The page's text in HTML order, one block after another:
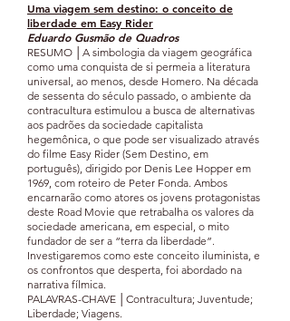
Uma viagem sem destino: o conceito de
liberdade em Easy Rider
Eduardo Gusmão de Quadros
RESUMO │A simbologia da viagem geográfica
como uma conquista de si permeia a literatura
universal, ao menos, desde Homero. Na década
de sessenta do século passado, o ambiente da
contracultura estimulou a busca de alternativas
aos padrões da sociedade capitalista
hegemônica, o que pode ser visualizado através
do filme Easy Rider (Sem Destino, em
português), dirigido por Denis Lee Hopper em
1969, com roteiro de Peter Fonda. Ambos
encarnarão como atores os jovens protagonistas
deste Road Movie que retrabalha os valores da
sociedade americana, em especial, o mito
fundador de ser a “terra da liberdade”.
Investigaremos como este conceito iluminista, e
os confrontos que desperta, foi abordado na
narrativa fílmica.
PALAVRAS-CHAVE │Contracultura; Juventude;
Liberdade; Viagens.